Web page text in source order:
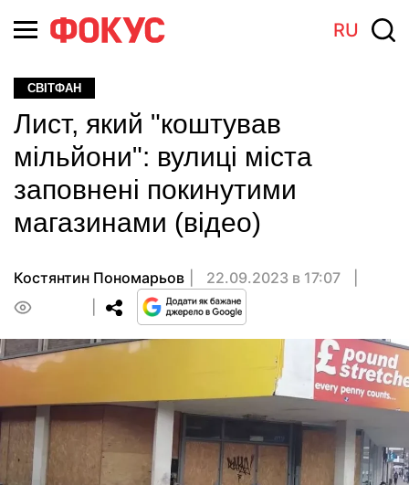
RU
СВІТФАН
Лист, який "коштував
мільйони": вулиці міста
заповнені покинутими
магазинами (відео)
Костянтин Пономарьов
22.09.2023 в 17:07